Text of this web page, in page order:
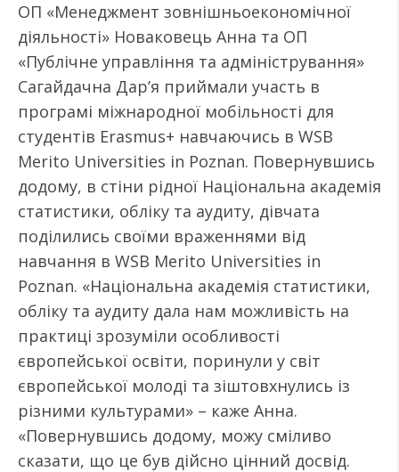
ОП «Менеджмент зовнішньоекономічної
діяльності» Новаковець Анна та ОП
«Публічне управління та адміністрування»
Сагайдачна Дар’я приймали участь в
програмі міжнародної мобільності для
студентів Erasmus+ навчаючись в WSB
Merito Universities in Poznan. Повернувшись
додому, в стіни рідної Національна академія
статистики, обліку та аудиту, дівчата
поділились своїми враженнями від
навчання в WSB Merito Universities in
Poznan. «Національна академія статистики,
обліку та аудиту дала нам можливість на
практиці зрозуміли особливості
європейської освіти, поринули у світ
європейської молоді та зіштовхнулись із
різними культурами» – каже Анна.
«Повернувшись додому, можу сміливо
сказати, що це був дійсно цінний досвід.